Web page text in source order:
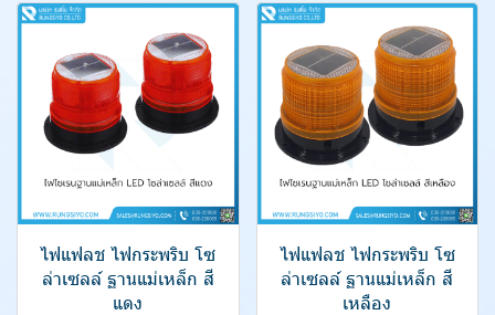
ไฟแฟลช ไฟกระพริบ โซ
ล่าเซลล์ ฐานแม่เหล็ก สี
แดง
ไฟแฟลช ไฟกระพริบ โซ
ล่าเซลล์ ฐานแม่เหล็ก สี
เหลือง